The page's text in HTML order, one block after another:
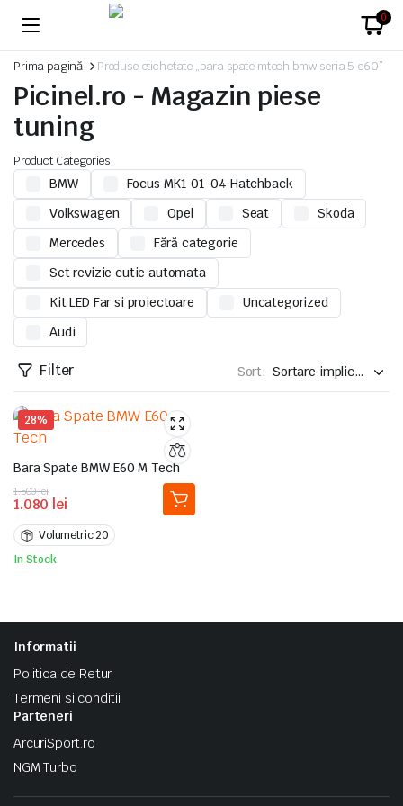
0
Prima pagină Produse etichetate „bara spate mtech bmw seria 5 e60”
Picinel.ro - Magazin piese
tuning
Product Categories
BMW
Focus MK1 01-04 Hatchback
Volkswagen
Opel Seat
Skoda
Mercedes
Fără categorie
Set revizie cutie automata
Kit LED Far si proiectoare
Uncategorized
Audi
Filter Sort:
28%
Bara Spate BMW E60 M Tech
1.500lei
Prețul
inițial
a
fost:
1.500 lei.
1.080 lei
Prețul
curent
este:
1.080 lei.
Volumetric 20
In Stock
Informatii
Politica de Retur
Termeni si conditii
Parteneri
ArcuriSport.ro
NGM Turbo